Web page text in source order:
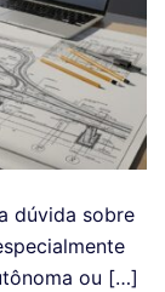
dúvida sobre
ou […]